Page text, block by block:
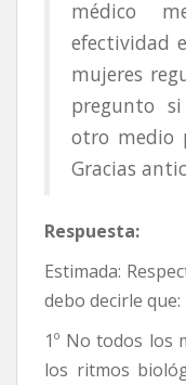
médico
efectividad
mujeres
pregunto
otro medio
Gracias
Respuesta:
Estimada:
debo decirle que:
1º No todos los
los ritmos